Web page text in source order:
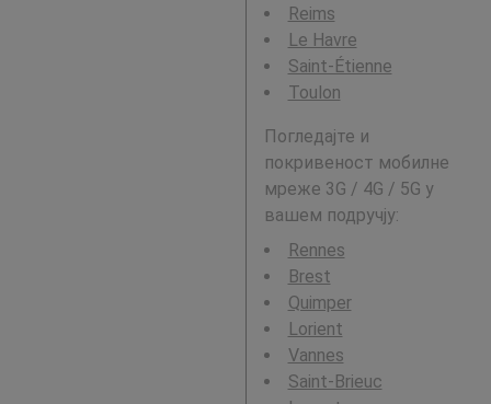
Reims
Le Havre
Saint-Étienne
Toulon
Погледајте и
покривеност мобилне
мреже 3G / 4G / 5G у
вашем подручју:
Rennes
Brest
Quimper
Lorient
Vannes
Saint-Brieuc